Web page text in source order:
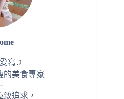
寫♫
的美食專家
追求，